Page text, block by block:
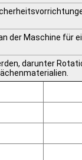
Maschine für
darunter